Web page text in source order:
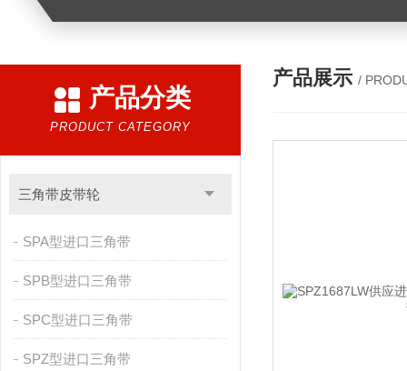
产品分类
PRODUCT CATEGORY
三角带皮带轮
SPA型进口三角带
SPB型进口三角带
SPC型进口三角带
SPZ型进口三角带
产品展示 /